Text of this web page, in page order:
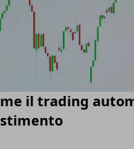
il trading